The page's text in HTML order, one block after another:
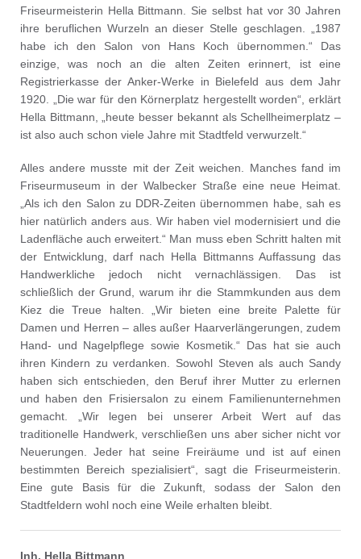
Friseurmeisterin Hella Bittmann. Sie selbst hat vor 30 Jahren
ihre beruflichen Wurzeln an dieser Stelle geschlagen. „1987
habe ich den Salon von Hans Koch übernommen.“ Das
einzige, was noch an die alten Zeiten erinnert, ist eine
Registrierkasse der Anker-Werke in Bielefeld aus dem Jahr
1920. „Die war für den Körnerplatz hergestellt worden“, erklärt
Hella Bittmann, „heute besser bekannt als Schellheimerplatz –
ist also auch schon viele Jahre mit Stadtfeld verwurzelt.“
Alles andere musste mit der Zeit weichen. Manches fand im
Friseurmuseum in der Walbecker Straße eine neue Heimat.
„Als ich den Salon zu DDR-Zeiten übernommen habe, sah es
hier natürlich anders aus. Wir haben viel modernisiert und die
Ladenfläche auch erweitert.“ Man muss eben Schritt halten mit
der Entwicklung, darf nach Hella Bittmanns Auffassung das
Handwerkliche jedoch nicht vernachlässigen. Das ist
schließlich der Grund, warum ihr die Stammkunden aus dem
Kiez die Treue halten. „Wir bieten eine breite Palette für
Damen und Herren – alles außer Haarverlängerungen, zudem
Hand- und Nagelpflege sowie Kosmetik.“ Das hat sie auch
ihren Kindern zu verdanken. Sowohl Steven als auch Sandy
haben sich entschieden, den Beruf ihrer Mutter zu erlernen
und haben den Frisiersalon zu einem Familienunternehmen
gemacht. „Wir legen bei unserer Arbeit Wert auf das
traditionelle Handwerk, verschließen uns aber sicher nicht vor
Neuerungen. Jeder hat seine Freiräume und ist auf einen
bestimmten Bereich spezialisiert“, sagt die Friseurmeisterin.
Eine gute Basis für die Zukunft, sodass der Salon den
Stadtfeldern wohl noch eine Weile erhalten bleibt.
Inh. Hella Bittmann